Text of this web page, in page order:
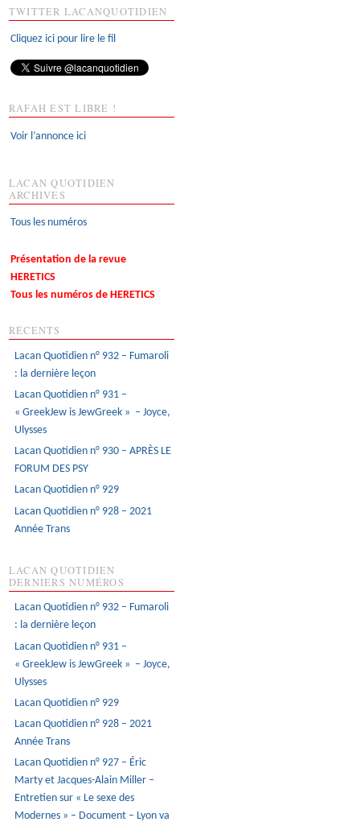
TWITTER LACANQUOTIDIEN
Cliquez ici pour lire le fil
RAFAH EST LIBRE !
Voir l’annonce ici
LACAN QUOTIDIEN
ARCHIVES
Tous les numéros
Présentation de la revue
HERETICS
Tous les numéros de HERETICS
RÉCENTS
Lacan Quotidien n° 932 – Fumaroli
: la dernière leçon
Lacan Quotidien n° 931 –
« GreekJew is JewGreek » – Joyce,
Ulysses
Lacan Quotidien n° 930 – APRÈS LE
FORUM DES PSY
Lacan Quotidien n° 929
Lacan Quotidien n° 928 – 2021
Année Trans
LACAN QUOTIDIEN
DERNIERS NUMÉROS
Lacan Quotidien n° 932 – Fumaroli
: la dernière leçon
Lacan Quotidien n° 931 –
« GreekJew is JewGreek » – Joyce,
Ulysses
Lacan Quotidien n° 929
Lacan Quotidien n° 928 – 2021
Année Trans
Lacan Quotidien n° 927 – Éric
Marty et Jacques-Alain Miller –
Entretien sur « Le sexe des
Modernes » – Document – Lyon va